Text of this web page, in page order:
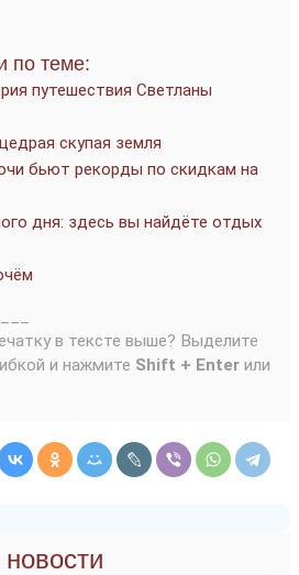
по теме:
путешествия Светланы
скупая земля
бьют рекорды по скидкам на
дня: здесь вы найдёте отдых
в тексте выше? Выделите
и нажмите Shift + Enter или